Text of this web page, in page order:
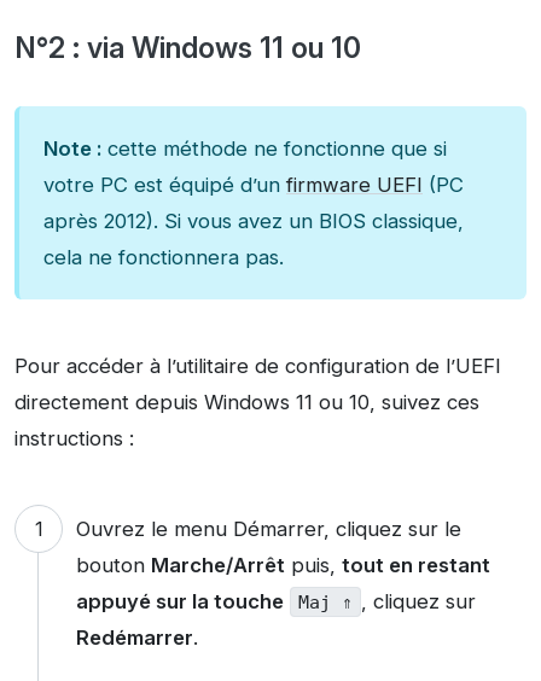
N°2 : via Windows 11 ou 10
Note : cette méthode ne fonctionne que si
votre PC est équipé d’un firmware UEFI (PC
après 2012). Si vous avez un BIOS classique,
cela ne fonctionnera pas.
Pour accéder à l’utilitaire de configuration de l’UEFI
directement depuis Windows 11 ou 10, suivez ces
instructions :
Ouvrez le menu Démarrer, cliquez sur le
bouton Marche/Arrêtpuis, tout en restant
appuyé sur la touche
Maj ⇑ , cliquez sur
Redémarrer.